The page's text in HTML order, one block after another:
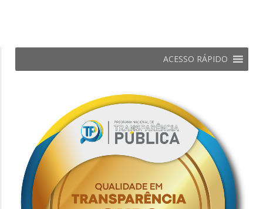
ACESSO RÁPIDO